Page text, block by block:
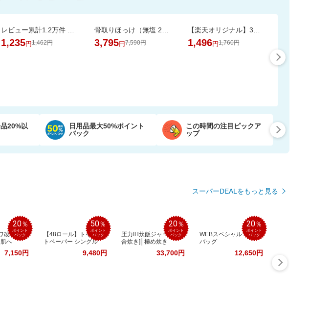
1,235円1,462円 3,795円7,590円 1,496円1,760円
20%以
日用品最大50%ポイント
バック
この時間の注目ピックア
ップ
スーパーDEALをもっと見る
20％
ポイント
バック
改善美容
へ
7,150円
50％
ポイント
バック
【48ロール】トイレッ
トペーパー シングル
9,480円
20％
ポイント
バック
圧力IH炊飯ジャー [5.5
合炊き]│極め炊き
33,700円
20％
ポイント
バック
WEBスペシャル トート
バッグ
12,650円